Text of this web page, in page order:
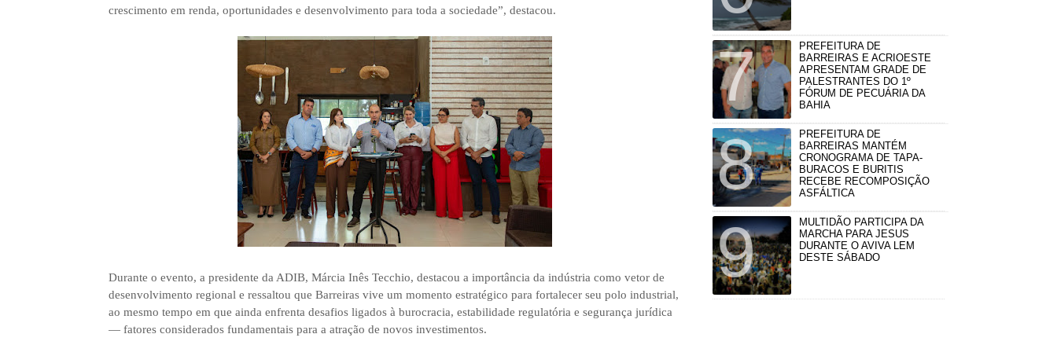
crescimento em renda, oportunidades e desenvolvimento para toda a sociedade”, destacou.
Durante o evento, a presidente da ADIB, Márcia Inês Tecchio, destacou a importância da indústria como vetor de
desenvolvimento regional e ressaltou que Barreiras vive um momento estratégico para fortalecer seu polo industrial,
ao mesmo tempo em que ainda enfrenta desafios ligados à burocracia, estabilidade regulatória e segurança jurídica
— fatores considerados fundamentais para a atração de novos investimentos.
PREFEITURA DE
BARREIRAS E ACRIOESTE
APRESENTAM GRADE DE
PALESTRANTES DO 1º
FÓRUM DE PECUÁRIA DA
BAHIA
PREFEITURA DE
BARREIRAS MANTÉM
CRONOGRAMA DE TAPA-
BURACOS E BURITIS
RECEBE RECOMPOSIÇÃO
ASFÁLTICA
MULTIDÃO PARTICIPA DA
MARCHA PARA JESUS
DURANTE O AVIVA LEM
DESTE SÁBADO